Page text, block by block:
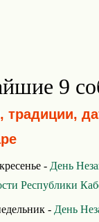
9
- День
Республики
- День